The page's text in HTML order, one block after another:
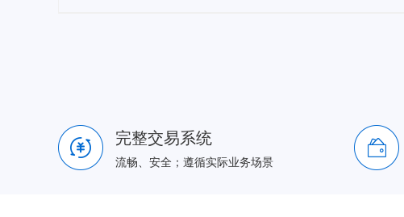
完整交易系统
流畅、安全；遵循实际业务场景